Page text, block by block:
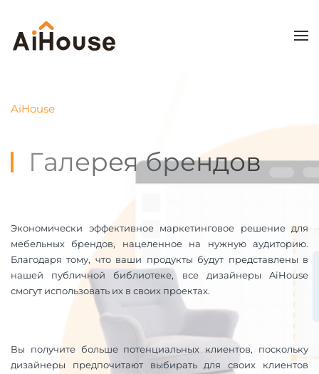
AiHouse
Галерея брендов
Экономически эффективное маркетинговое решение для
мебельных брендов, нацеленное на нужную аудиторию.
Благодаря тому, что ваши продукты будут представлены в
нашей публичной библиотеке, все дизайнеры AiHouse
смогут использовать их в своих проектах.
Вы получите больше потенциальных клиентов, поскольку
дизайнеры предпочитают выбирать для своих клиентов